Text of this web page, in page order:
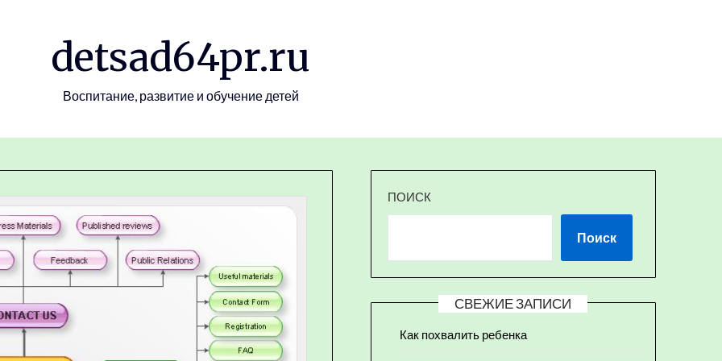
detsad64pr.ru
Воспитание, развитие и обучение детей
ПОИСК
Поиск
СВЕЖИЕ ЗАПИСИ
Как похвалить ребенка